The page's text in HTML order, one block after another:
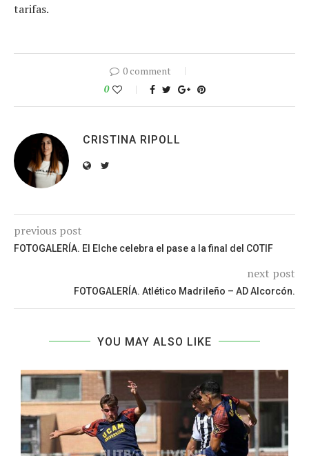
tarifas.
0 comment
0
CRISTINA RIPOLL
previous post
FOTOGALERÍA. El Elche celebra el pase a la final del COTIF
next post
FOTOGALERÍA. Atlético Madrileño – AD Alcorcón.
YOU MAY ALSO LIKE